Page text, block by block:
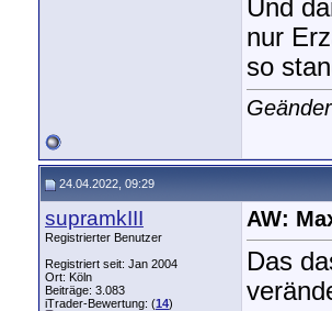
Und
nur
so
24.04.2022, 09:29
supramkIII
Registrierter Benutzer
Registriert seit: Jan 2004
Ort: Köln
Beiträge: 3.083
iTrader-Bewertung: (14)
AW:
Das